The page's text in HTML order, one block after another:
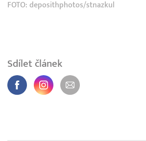
FOTO: deposithphotos/stnazkul
Sdílet článek